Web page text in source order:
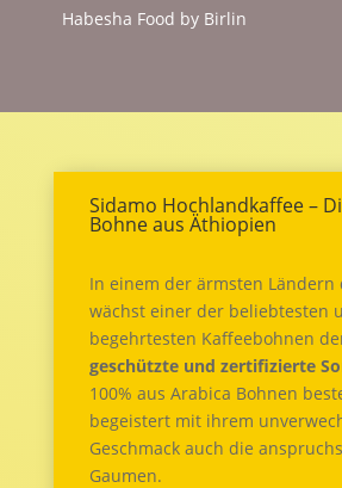
Habesha Food by Birlin
Sidamo Hochlandkaffee –
Bohne aus Äthiopien
In einem der ärmsten Ländern
wächst einer der beliebtesten
begehrtesten Kaffeebohnen
geschützte und zertifizierte
100% aus Arabica Bohnen
begeistert mit ihrem
Geschmack auch die
Gaumen.